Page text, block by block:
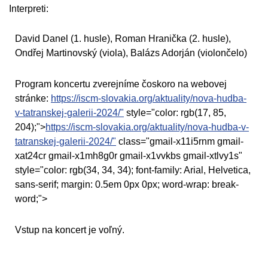
Interpreti:
David Danel (1. husle), Roman Hranička (2. husle),
Ondřej Martinovský (viola), Balázs Adorján (violončelo)
Program koncertu zverejníme čoskoro na webovej
stránke: https://iscm-slovakia.org/aktuality/nova-hudba-
v-tatranskej-galerii-2024/" style="color: rgb(17, 85,
204);">https://iscm-slovakia.org/aktuality/nova-hudba-v-
tatranskej-galerii-2024/" class="gmail-x11i5rnm gmail-
xat24cr gmail-x1mh8g0r gmail-x1vvkbs gmail-xtlvy1s"
style="color: rgb(34, 34, 34); font-family: Arial, Helvetica,
sans-serif; margin: 0.5em 0px 0px; word-wrap: break-
word;">
Vstup na koncert je voľný.